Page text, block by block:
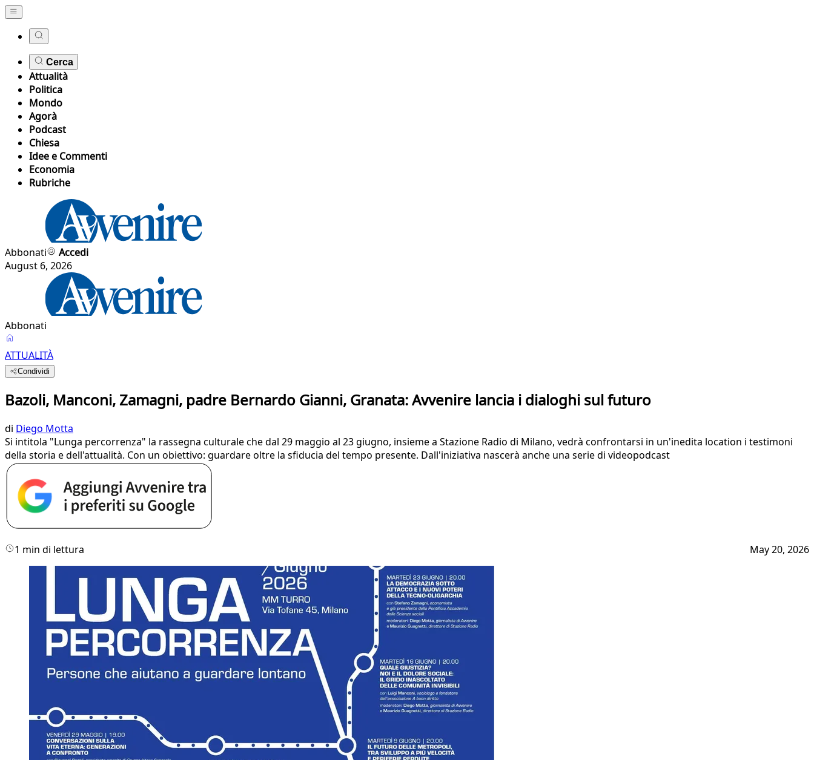
Cerca
Attualità
Politica
Mondo
Agorà
Podcast
Chiesa
Idee e Commenti
Economia
Rubriche
Abbonati
Accedi
August 6, 2026
Abbonati
ATTUALITÀ
Condividi
Bazoli, Manconi, Zamagni, padre Bernardo Gianni, Granata: Avvenire lancia i dialoghi sul futuro
di Diego Motta
Si intitola "Lunga percorrenza" la rassegna culturale che dal 29 maggio al 23 giugno, insieme a Stazione Radio di Milano, vedrà confrontarsi in un'inedita location i testimoni
della storia e dell'attualità. Con un obiettivo: guardare oltre la sfiducia del tempo presente. Dall'iniziativa nascerà anche una serie di videopodcast
1 min di lettura May 20, 2026